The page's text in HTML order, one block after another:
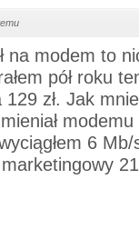
na modem to
pół roku
zł. Jak
6